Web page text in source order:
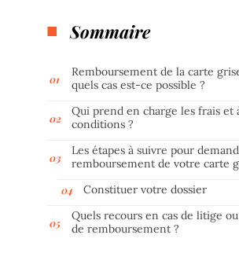
Sommaire
Remboursement de la carte
quels cas est-ce possible ?
Qui prend en charge les frais et
conditions ?
Les étapes à suivre pour
remboursement de votre carte
Constituer votre dossier
Quels recours en cas de litige
de remboursement ?